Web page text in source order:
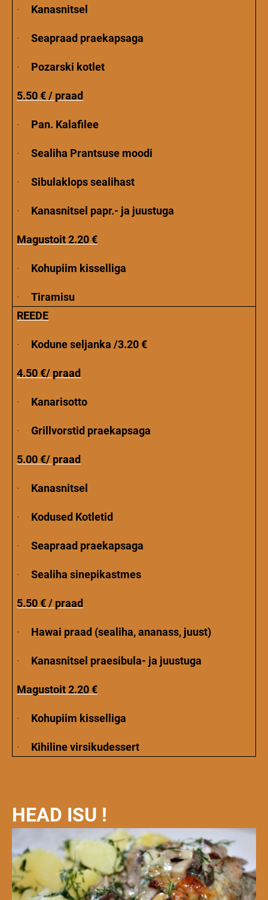
· Kanasnitsel
·Seapraad praekapsaga
· Pozarski kotlet
5.50 € / praad
· Pan. Kalafilee
·Sealiha Prantsuse moodi
·Sibulaklops sealihast
· Kanasnitsel papr.- ja juustuga
Magustoit 2.20 €
· Kohupiim kisselliga
·Tiramisu
REEDE
· Kodune seljanka /3.20 €
4.50 €/ praad
· Kanarisotto
·Grillvorstid praekapsaga
5.00 €/ praad
· Kanasnitsel
· Kodused Kotletid
·Seapraad praekapsaga
·Sealiha sinepikastmes
5.50 € / praad
· Hawai praad (sealiha, ananass, juust)
· Kanasnitsel praesibula- ja juustuga
Magustoit 2.20 €
· Kohupiim kisselliga
· Kihiline virsikudessert
HEAD ISU !